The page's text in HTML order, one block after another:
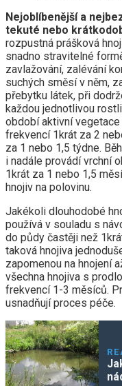
Nejoblíbenější a
tekuté nebo
rozpustná prášková
snadno stravitelné
zavlažování, zalévání
suchých směsí v něm,
přebytku látek, při
každou jednotlivou
období aktivní
frekvencí 1krát za 2
za 1 nebo 1,5 týdne.
i nadále provádí vrchní
1krát za 1 nebo 1,5
hnojiv na polovinu.
Jakékoli dlouhodobé
používá v souladu s
do půdy častěji než
taková hnojiva
zapomenou na hnojení
všechna hnojiva s
frekvencí 1-3 měsíců.
usnadňují proces péče.